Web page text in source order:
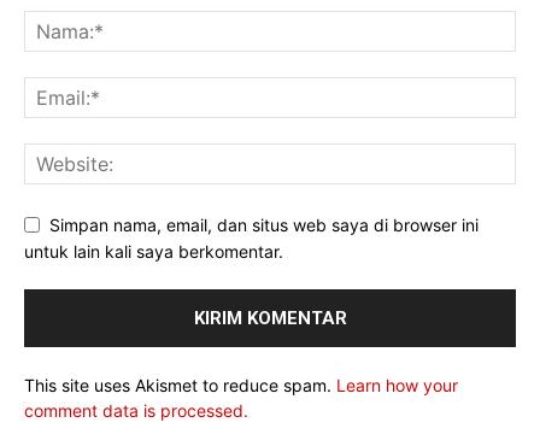
Simpan nama, email, dan situs web saya di browser ini
untuk lain kali saya berkomentar.
This site uses Akismet to reduce spam. Learn how your
comment data is processed.